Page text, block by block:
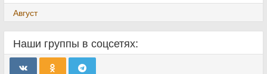
Август
Наши группы в соцсетях: